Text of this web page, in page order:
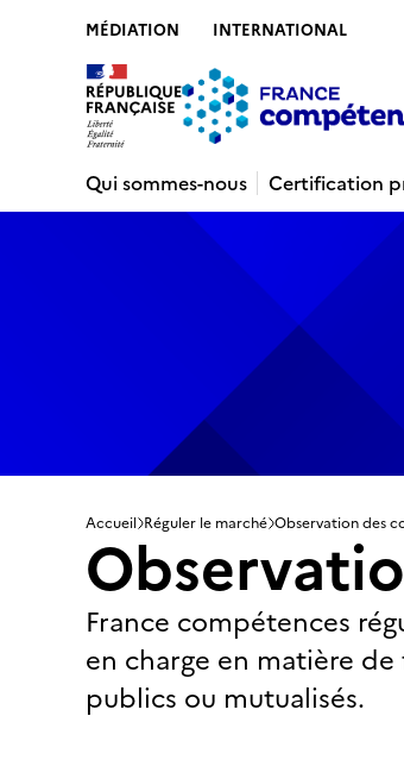
MÉDIATION INTERNATIONAL
Qui sommes-nous
Certification
Accueil Réguler le marché Observation des
France compétences
en charge en matière
publics ou mutualisés.